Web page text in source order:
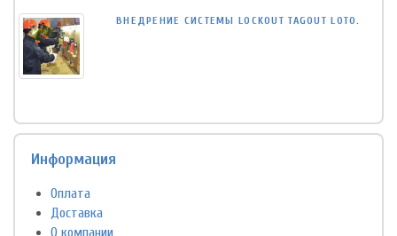
ВНЕДРЕНИЕ СИСТЕМЫ LOCKOUT TAGOUT LOTO.
Информация
Оплата
Доставка